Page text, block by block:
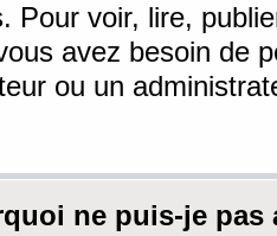
Pour voir, lire,
avez besoin de
ou un
ne puis-je